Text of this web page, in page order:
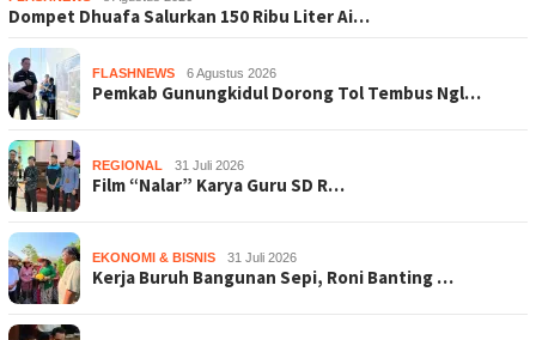
Dompet Dhuafa Salurkan 150 Ribu Liter Ai…
FLASHNEWS 6 Agustus 2026
Pemkab Gunungkidul Dorong Tol Tembus Ngl…
REGIONAL 31 Juli 2026
Film “Nalar” Karya Guru SD R…
EKONOMI & BISNIS 31 Juli 2026
Kerja Buruh Bangunan Sepi, Roni Banting …